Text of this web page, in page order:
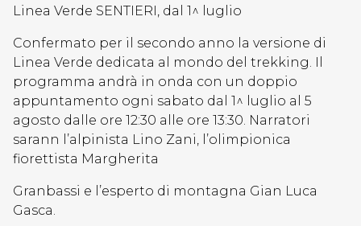
Linea Verde SENTIERI, dal 1^ luglio
Confermato per il secondo anno la versione di
Linea Verde dedicata al mondo del trekking. Il
programma andrà in onda con un doppio
appuntamento ogni sabato dal 1^ luglio al 5
agosto dalle ore 12:30 alle ore 13:30. Narratori
sarann l’alpinista Lino Zani, l’olimpionica
fiorettista Margherita
Granbassi e l’esperto di montagna Gian Luca
Gasca.